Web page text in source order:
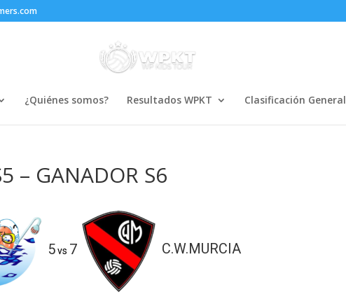
¿Quiénes somos? Resultados WPKT Clasificación General
– GANADOR S6
5vs 7 C.W.MURCIA